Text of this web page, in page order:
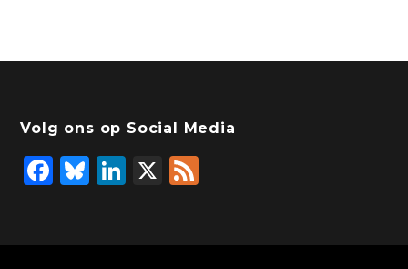
Volg ons op Social Media
F
Bl
Li
X